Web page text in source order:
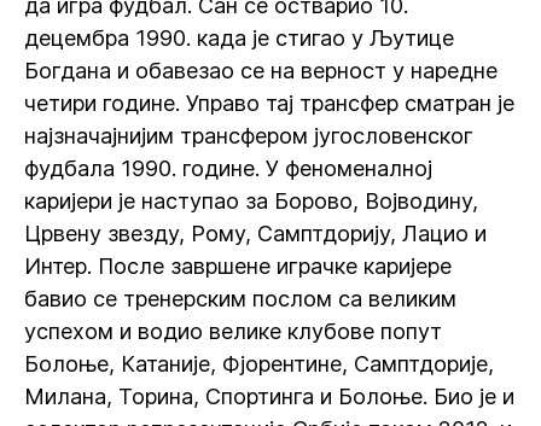
да игра фудбал. Сан се остварио 10.
децембра 1990. када је стигао у Љутице
Богдана и обавезао се на верност у наредне
четири године. Управо тај трансфер сматран је
најзначајнијим трансфером југословенског
фудбала 1990. године. У феноменалној
каријери је наступао за Борово, Војводину,
Црвену звезду, Рому, Самптдорију, Лацио и
Интер. После завршене играчке каријере
бавио се тренерским послом са великим
успехом и водио велике клубове попут
Болоње, Катаније, Фјорентине, Самптдорије,
Милана, Торина, Спортинга и Болоње. Био је и